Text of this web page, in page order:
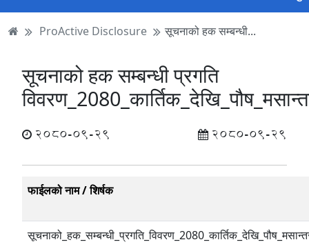
ProActive Disclosure सूचनाको हक सम्बन्धी...
सूचनाको हक सम्बन्धी प्रगति
2080-09-29 2080-09-29
फाईलको नाम / शिर्षक